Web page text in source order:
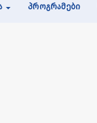
ᲞᲠᲝᲒᲠᲐᲛᲔᲑᲘ